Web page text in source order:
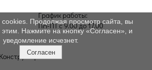
График работы:
ПН-ПТ с 9.00 до 17.00
сайтов
Продолжая просмотр сайта, вы
этим. Нажмите на кнопку «Согласен», и
уведомление исчезнет.
Согласен